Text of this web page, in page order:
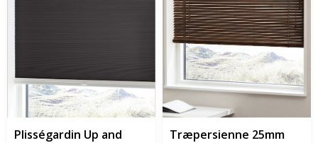
Plisségardin Up and
Træpersienne 25mm